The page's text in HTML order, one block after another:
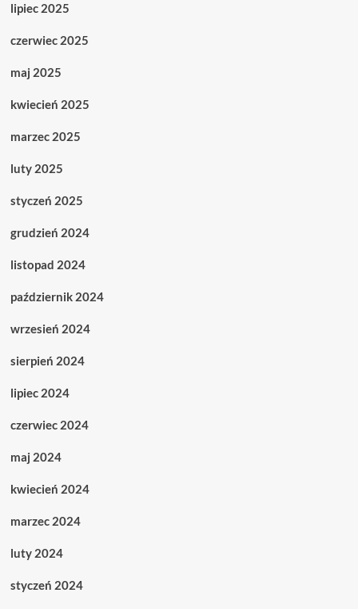
lipiec 2025
czerwiec 2025
maj 2025
kwiecień 2025
marzec 2025
luty 2025
styczeń 2025
grudzień 2024
listopad 2024
październik 2024
wrzesień 2024
sierpień 2024
lipiec 2024
czerwiec 2024
maj 2024
kwiecień 2024
marzec 2024
luty 2024
styczeń 2024